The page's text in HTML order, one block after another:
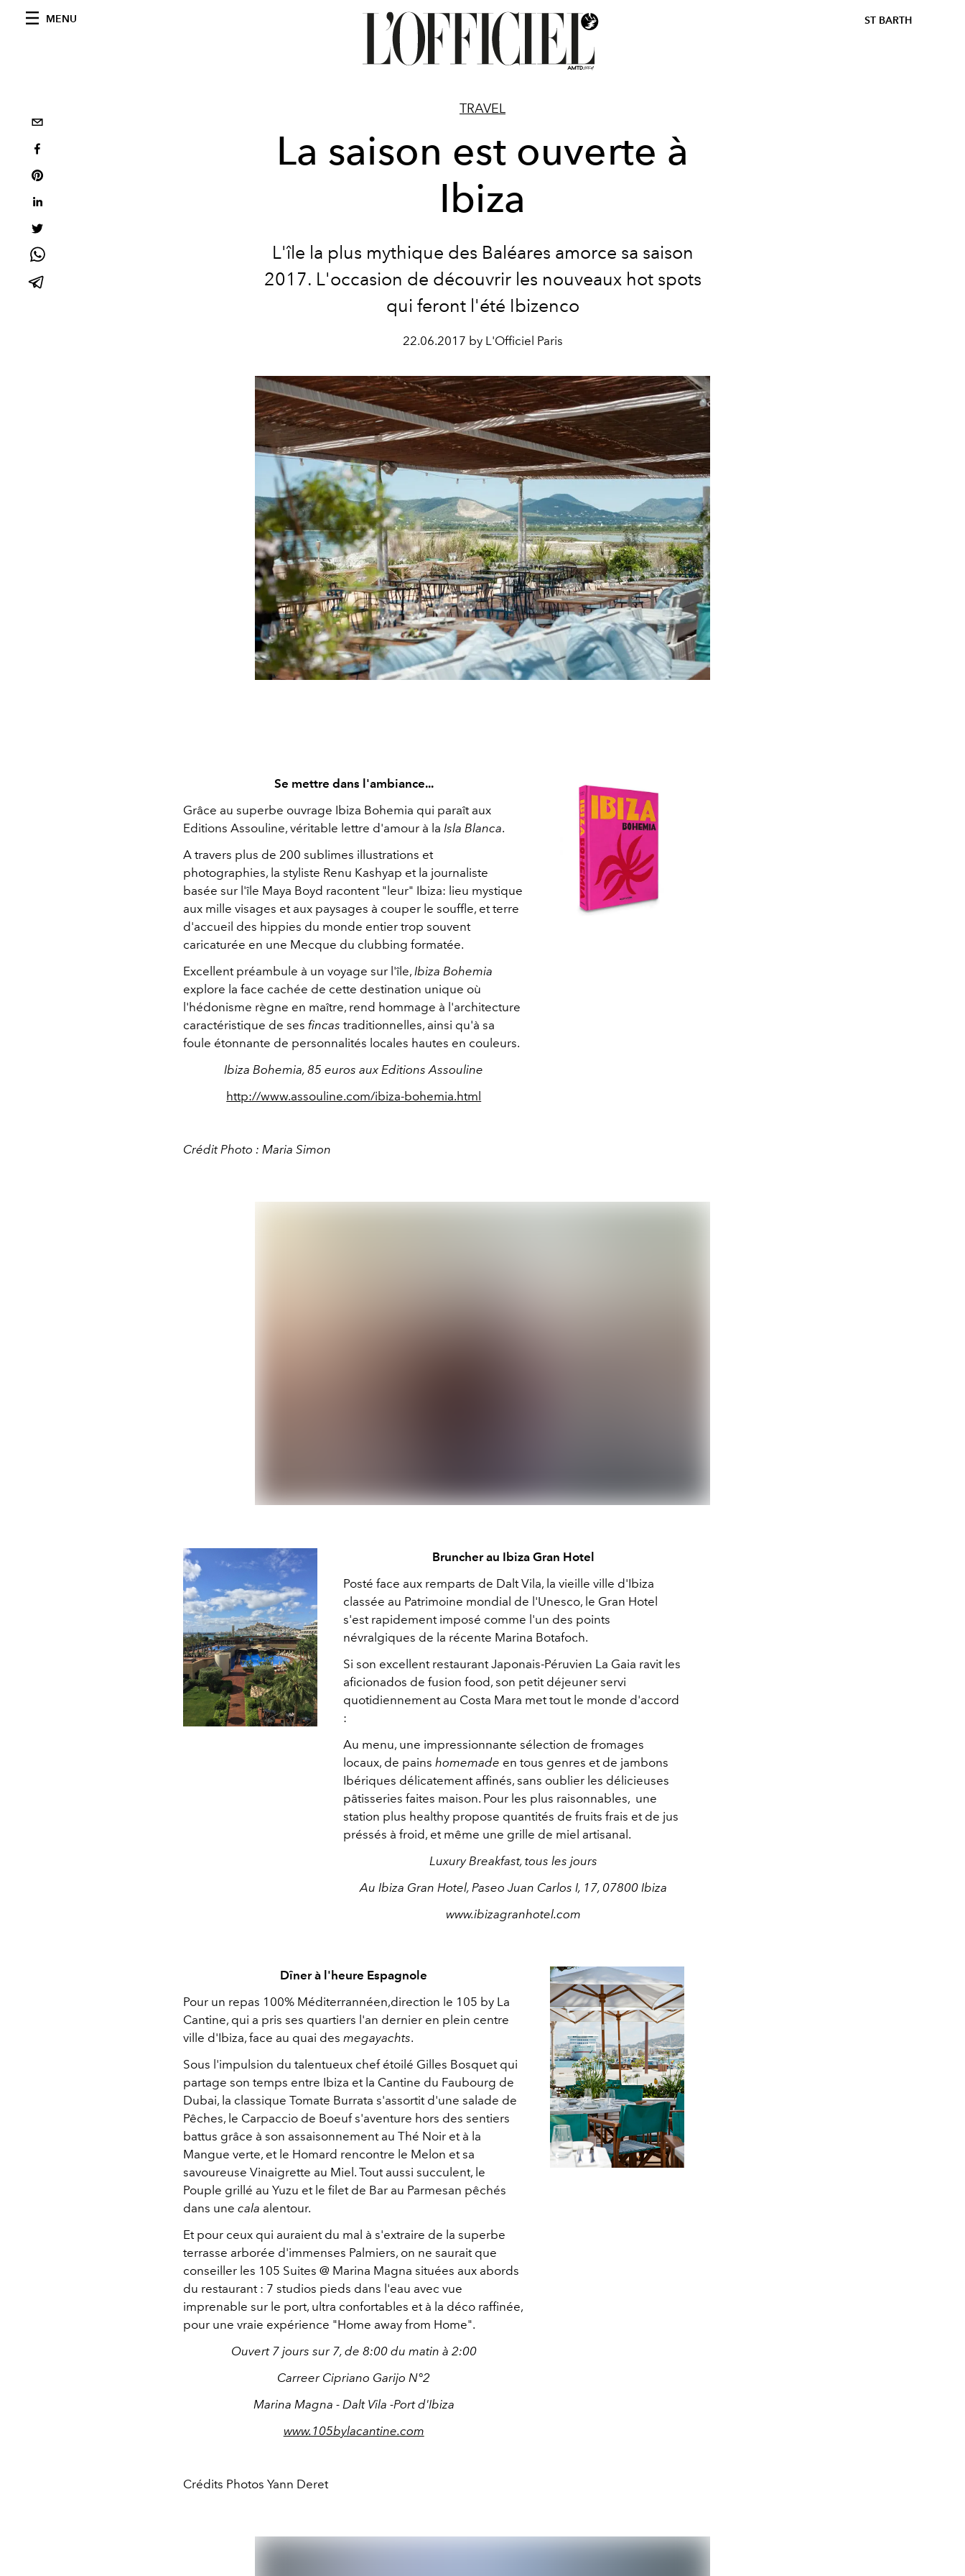
MENU ST BARTH
TRAVEL
La saison est ouverte à
Ibiza
L'île la plus mythique des Baléares amorce sa saison
2017. L'occasion de découvrir les nouveaux hot spots
qui feront l'été Ibizenco
22.06.2017 by L'Officiel Paris
Se mettre dans l'ambiance...
Grâce au superbe ouvrage Ibiza Bohemia qui paraît aux
Editions Assouline, véritable lettre d'amour à la Isla Blanca.
A travers plus de 200 sublimes illustrations et
photographies, la styliste Renu Kashyap et la journaliste
basée sur l'île Maya Boyd racontent "leur" Ibiza: lieu mystique
aux mille visages et aux paysages à couper le souffle, et terre
d'accueil des hippies du monde entier trop souvent
caricaturée en une Mecque du clubbing formatée.
Excellent préambule à un voyage sur l'île, Ibiza Bohemia
explore la face cachée de cette destination unique où
l'hédonisme règne en maître, rend hommage à l'architecture
caractéristique de ses fincas traditionnelles, ainsi qu'à sa
foule étonnante de personnalités locales hautes en couleurs.
Ibiza Bohemia, 85 euros aux Editions Assouline
http://www.assouline.com/ibiza-bohemia.html
Crédit Photo : Maria Simon
Bruncher au Ibiza Gran Hotel
Posté face aux remparts de Dalt Vila, la vieille ville d'Ibiza
classée au Patrimoine mondial de l'Unesco, le Gran Hotel
s'est rapidement imposé comme l'un des points
névralgiques de la récente Marina Botafoch.
Si son excellent restaurant Japonais-Péruvien La Gaia ravit les
aficionados de fusion food, son petit déjeuner servi
quotidiennement au Costa Mara met tout le monde d'accord
:
Au menu, une impressionnante sélection de fromages
locaux, de pains homemade en tous genres et de jambons
Ibériques délicatement affinés, sans oublier les délicieuses
pâtisseries faites maison. Pour les plus raisonnables, une
station plus healthy propose quantités de fruits frais et de jus
préssés à froid, et même une grille de miel artisanal.
Luxury Breakfast, tous les jours
Au Ibiza Gran Hotel, Paseo Juan Carlos I, 17, 07800 Ibiza
www.ibizagranhotel.com
Dîner à l'heure Espagnole
Pour un repas 100% Méditerrannéen,direction le 105 by La
Cantine, qui a pris ses quartiers l'an dernier en plein centre
ville d'Ibiza, face au quai des megayachts.
Sous l'impulsion du talentueux chef étoilé Gilles Bosquet qui
partage son temps entre Ibiza et la Cantine du Faubourg de
Dubai, la classique Tomate Burrata s'assortit d'une salade de
Pêches, le Carpaccio de Boeuf s'aventure hors des sentiers
battus grâce à son assaisonnement au Thé Noir et à la
Mangue verte, et le Homard rencontre le Melon et sa
savoureuse Vinaigrette au Miel. Tout aussi succulent, le
Pouple grillé au Yuzu et le filet de Bar au Parmesan pêchés
dans une cala alentour.
Et pour ceux qui auraient du mal à s'extraire de la superbe
terrasse arborée d'immenses Palmiers, on ne saurait que
conseiller les 105 Suites @ Marina Magna situées aux abords
du restaurant : 7 studios pieds dans l'eau avec vue
imprenable sur le port, ultra confortables et à la déco raffinée,
pour une vraie expérience "Home away from Home".
Ouvert 7 jours sur 7, de 8:00 du matin à 2:00
Carreer Cipriano Garijo N°2
Marina Magna - Dalt Vila -Port d'Ibiza
www.105bylacantine.com
Crédits Photos Yann Deret